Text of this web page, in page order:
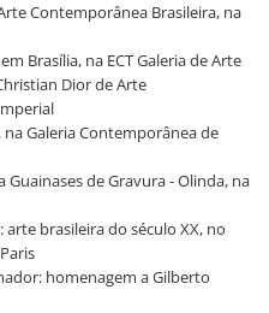
Contemporânea Brasileira, na
Brasília, na ECT Galeria de Arte
Dior de Arte
na Galeria Contemporânea de
Guainases de Gravura - Olinda, na
arte brasileira do século XX, no
homenagem a Gilberto